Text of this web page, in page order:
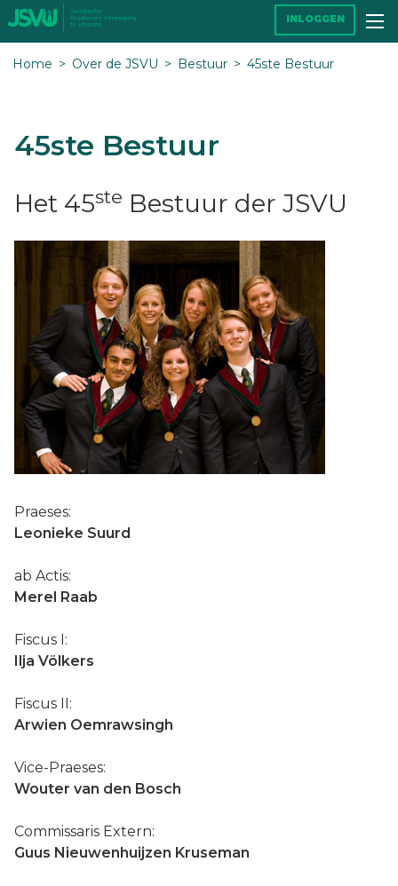
Home Over de JSVU Bestuur 45ste Bestuur
45ste Bestuur
Het 45ste Bestuur der JSVU
Praeses:
Leonieke Suurd
ab Actis:
Merel Raab
Fiscus I:
Ilja Völkers
Fiscus II:
Arwien Oemrawsingh
Vice-Praeses:
Wouter van den Bosch
Commissaris Extern:
Guus Nieuwenhuijzen Kruseman
INLOGGEN